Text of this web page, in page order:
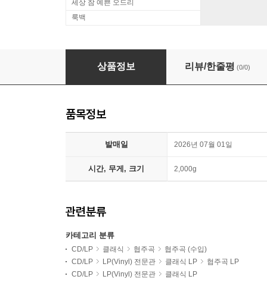
세상 참 예쁜 오드리
룩백
베토벤: 피아노 협주곡 5번 외 (Beethoven:
상품정보 리뷰/한줄평 (0/0)
품목정보
발매일 2026년 07월 01일
시간, 무게, 크기 2,000g
관련분류
카테고리 분류
CD/LP 클래식 협주곡
협주곡 (수입)
CD/LP
LP(Vinyl) 전문관 클래식 LP
협주곡 LP
CD/LP
LP(Vinyl) 전문관 클래식 LP